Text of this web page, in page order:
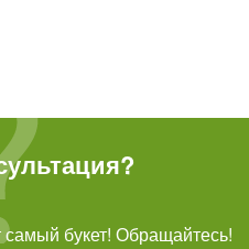
букет! Обращайтесь!